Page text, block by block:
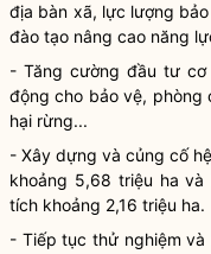
địa bàn xã, lực lượng
đào tạo nâng cao năng
- Tăng cường đầu tư
động cho bảo vệ, phòng
hại rừng...
- Xây dựng và củng cố
khoảng 5,68 triệu ha và
tích khoảng 2,16 triệu ha.
- Tiếp tục thử nghiệm và